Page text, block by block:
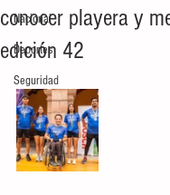
Nacional
Deportes
Seguridad
conocer playera y
edición 42